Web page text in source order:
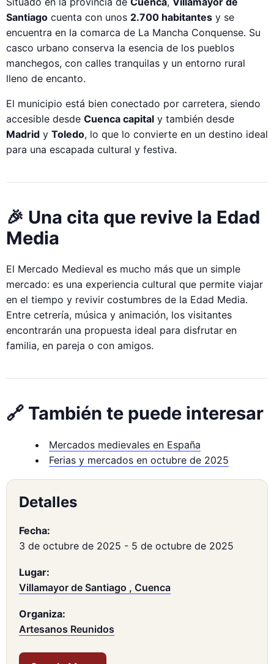
Santiago cuenta con unos 2.700 habitantes y se
encuentra en la comarca de La Mancha Conquense. Su
casco urbano conserva la esencia de los pueblos
manchegos, con calles tranquilas y un entorno rural
lleno de encanto.
El municipio está bien conectado por carretera, siendo
accesible desde Cuenca capital y también desde
Madrid y Toledo, lo que lo convierte en un destino ideal
para una escapada cultural y festiva.
🎉 Una cita que revive la Edad
Media
El Mercado Medieval es mucho más que un simple
mercado: es una experiencia cultural que permite viajar
en el tiempo y revivir costumbres de la Edad Media.
Entre cetrería, música y animación, los visitantes
encontrarán una propuesta ideal para disfrutar en
familia, en pareja o con amigos.
🔗 También te puede interesar
Mercados medievales en España
Ferias y mercados en octubre de 2025
Detalles
Fecha:
3 de octubre de 2025 - 5 de octubre de 2025
Lugar:
Villamayor de Santiago , Cuenca
Organiza:
Artesanos Reunidos